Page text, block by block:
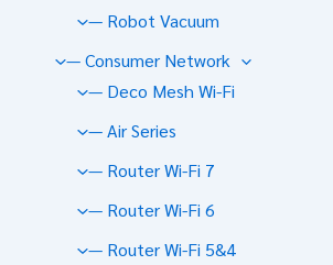
— Robot Vacuum
— Consumer Network
— Deco Mesh Wi-Fi
— Air Series
— Router Wi-Fi 7
— Router Wi-Fi 6
— Router Wi-Fi 5&4